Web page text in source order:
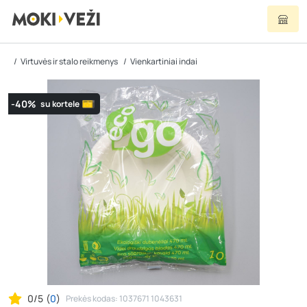
Virtuvės ir stalo reikmenys Vienkartiniai indai
-40% su kortele
0/5 (0) Prekės kodas: 1037671 1043631